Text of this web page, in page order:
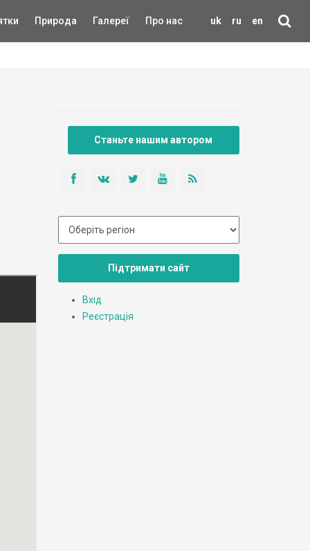
uk ru en
Природа Галереї Про нас
Станьте нашим автором
Підтримати сайт
Вхід
Реєстрація